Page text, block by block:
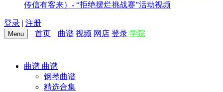
传信有客来）- “拒绝摆烂挑战赛”活动视频
登录 | 注册
Menu 首页 曲谱 视频 网店 登录 学院
曲谱 曲谱
钢琴曲谱
精选合集